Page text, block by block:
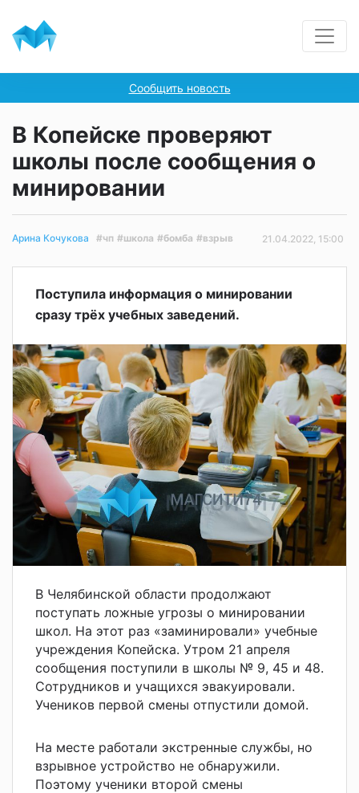
Сообщить новость
В Копейске проверяют
школы после сообщения о
минировании
Арина Кочукова #чп #школа #бомба #взрыв 21.04.2022, 15:00
Поступила информация о минировании
сразу трёх учебных заведений.
В Челябинской области продолжают
поступать ложные угрозы о минировании
школ. На этот раз «заминировали» учебные
учреждения Копейска. Утром 21 апреля
сообщения поступили в школы № 9, 45 и 48.
Сотрудников и учащихся эвакуировали.
Учеников первой смены отпустили домой.
На месте работали экстренные службы, но
взрывное устройство не обнаружили.
Поэтому ученики второй смены